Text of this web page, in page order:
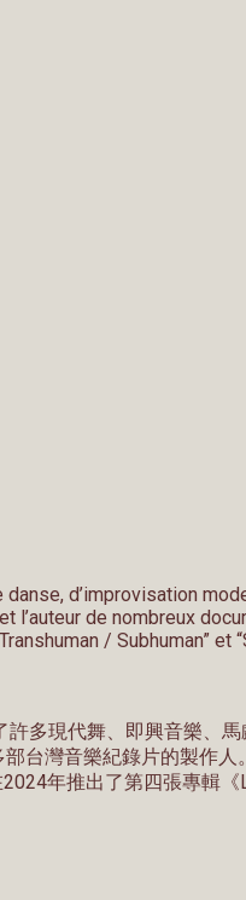
d’improvisation
de nombreux
/ Subhuman” et
多現代舞、即興音樂、
台灣音樂紀錄片的製作人
年推出了第四張專輯《